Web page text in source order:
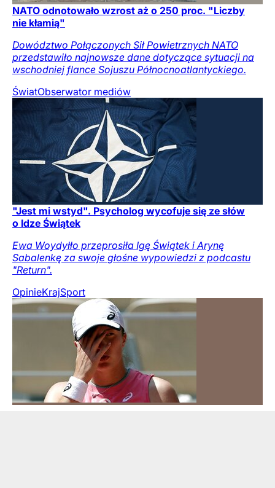
NATO odnotowało wzrost aż o 250 proc. "Liczby
nie kłamią"
Dowództwo Połączonych Sił Powietrznych NATO
przedstawiło najnowsze dane dotyczące sytuacji na
wschodniej flance Sojuszu Północnoatlantyckiego.
ŚwiatObserwator mediów
"Jest mi wstyd". Psycholog wycofuje się ze słów
o Idze Świątek
Ewa Woydyłło przeprosiła Igę Świątek i Arynę
Sabalenkę za swoje głośne wypowiedzi z podcastu
"Return".
OpinieKrajSport